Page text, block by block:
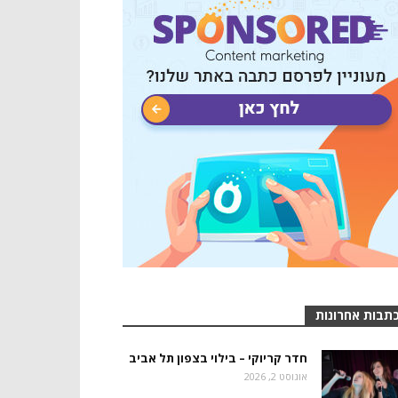
אחרונות
חדר קריוקי – בילוי בצפון תל אביב
אוגוסט 2, 2026